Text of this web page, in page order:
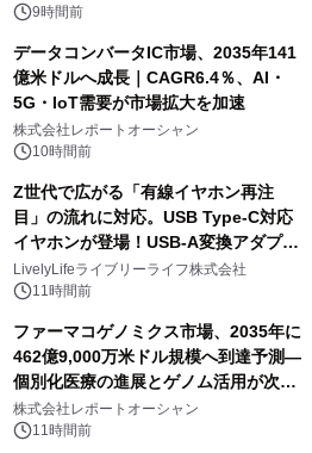
9時間前
データコンバータIC市場、2035年141
億米ドルへ成長｜CAGR6.4％、AI・
5G・IoT需要が市場拡大を加速
株式会社レポートオーシャン
10時間前
Z世代で広がる「有線イヤホン再注
目」の流れに対応。USB Type-C対応
イヤホンが登場！USB-A変換アダプタ
ー付きでスマホからパソコンまで幅広
く活用可能
LivelyLifeライブリーライフ株式会社
11時間前
ファーマコゲノミクス市場、2035年に
462億9,000万米ドル規模へ到達予測―
個別化医療の進展とゲノム活用が次世
代ヘルスケア投資を加速
株式会社レポートオーシャン
11時間前